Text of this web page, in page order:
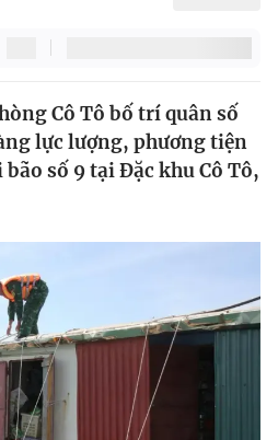
Cô Tô bố trí quân số
lực lượng, phương tiện
số 9 tại Đặc khu Cô Tô,